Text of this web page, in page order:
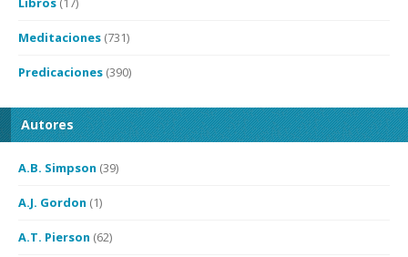
Meditaciones (731)
Predicaciones (390)
Autores
A.B. Simpson (39)
A.J. Gordon (1)
A.T. Pierson (62)